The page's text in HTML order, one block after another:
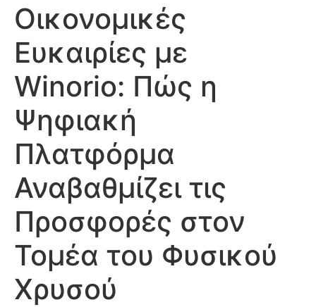
Οικονομικές
Ευκαιρίες με
Winorio: Πώς η
Ψηφιακή
Πλατφόρμα
Αναβαθμίζει τις
Προσφορές στον
Τομέα του Φυσικού
Χρυσού